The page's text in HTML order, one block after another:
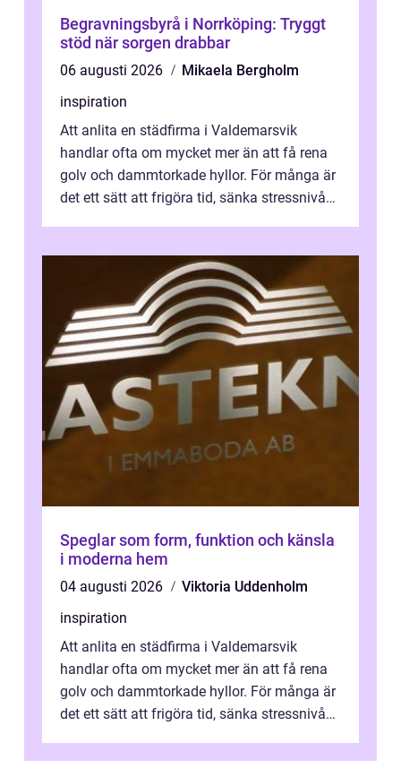
Begravningsbyrå i Norrköping: Tryggt
stöd när sorgen drabbar
06 augusti 2026
Mikaela Bergholm
inspiration
Att anlita en städfirma i Valdemarsvik
handlar ofta om mycket mer än att få rena
golv och dammtorkade hyllor. För många är
det ett sätt att frigöra tid, sänka stressnivån
Speglar som form, funktion och känsla
i moderna hem
04 augusti 2026
Viktoria Uddenholm
inspiration
Att anlita en städfirma i Valdemarsvik
handlar ofta om mycket mer än att få rena
golv och dammtorkade hyllor. För många är
det ett sätt att frigöra tid, sänka stressnivån